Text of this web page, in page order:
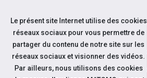
Aller au contenu
Le présent site Internet utilise des cookies
réseaux sociaux pour vous permettre de
partager du contenu de notre site sur les
réseaux sociaux et visionner des vidéos.
Par ailleurs, nous utilisons des cookies